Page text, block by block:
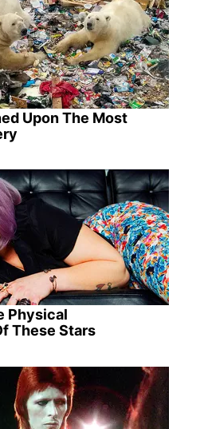
Upon The Most
Physical
These Stars